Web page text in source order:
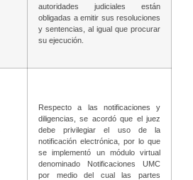
autoridades judiciales están
obligadas a emitir sus resoluciones
y sentencias, al igual que procurar
su ejecución.
Respecto a las notificaciones y
diligencias, se acordó que el juez
debe privilegiar el uso de la
notificación electrónica, por lo que
se implementó un módulo virtual
denominado Notificaciones UMC
por medio del cual las partes